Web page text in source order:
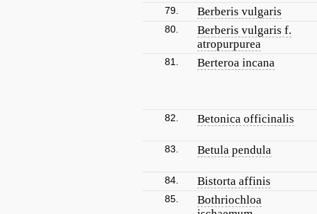
79. Berberis vulgaris
80.
Berberis vulgaris f.
atropurpurea
81. Berteroa incana
82. Betonica officinalis
83. Betula pendula
84. Bistorta affinis
85.
Bothriochloa